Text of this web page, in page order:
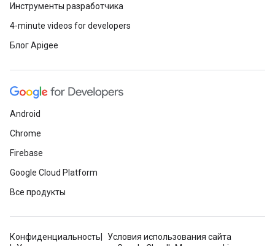
Инструменты разработчика
4-minute videos for developers
Блог Apigee
Android
Chrome
Firebase
Google Cloud Platform
Все продукты
Конфиденциальность
Условия использования сайта